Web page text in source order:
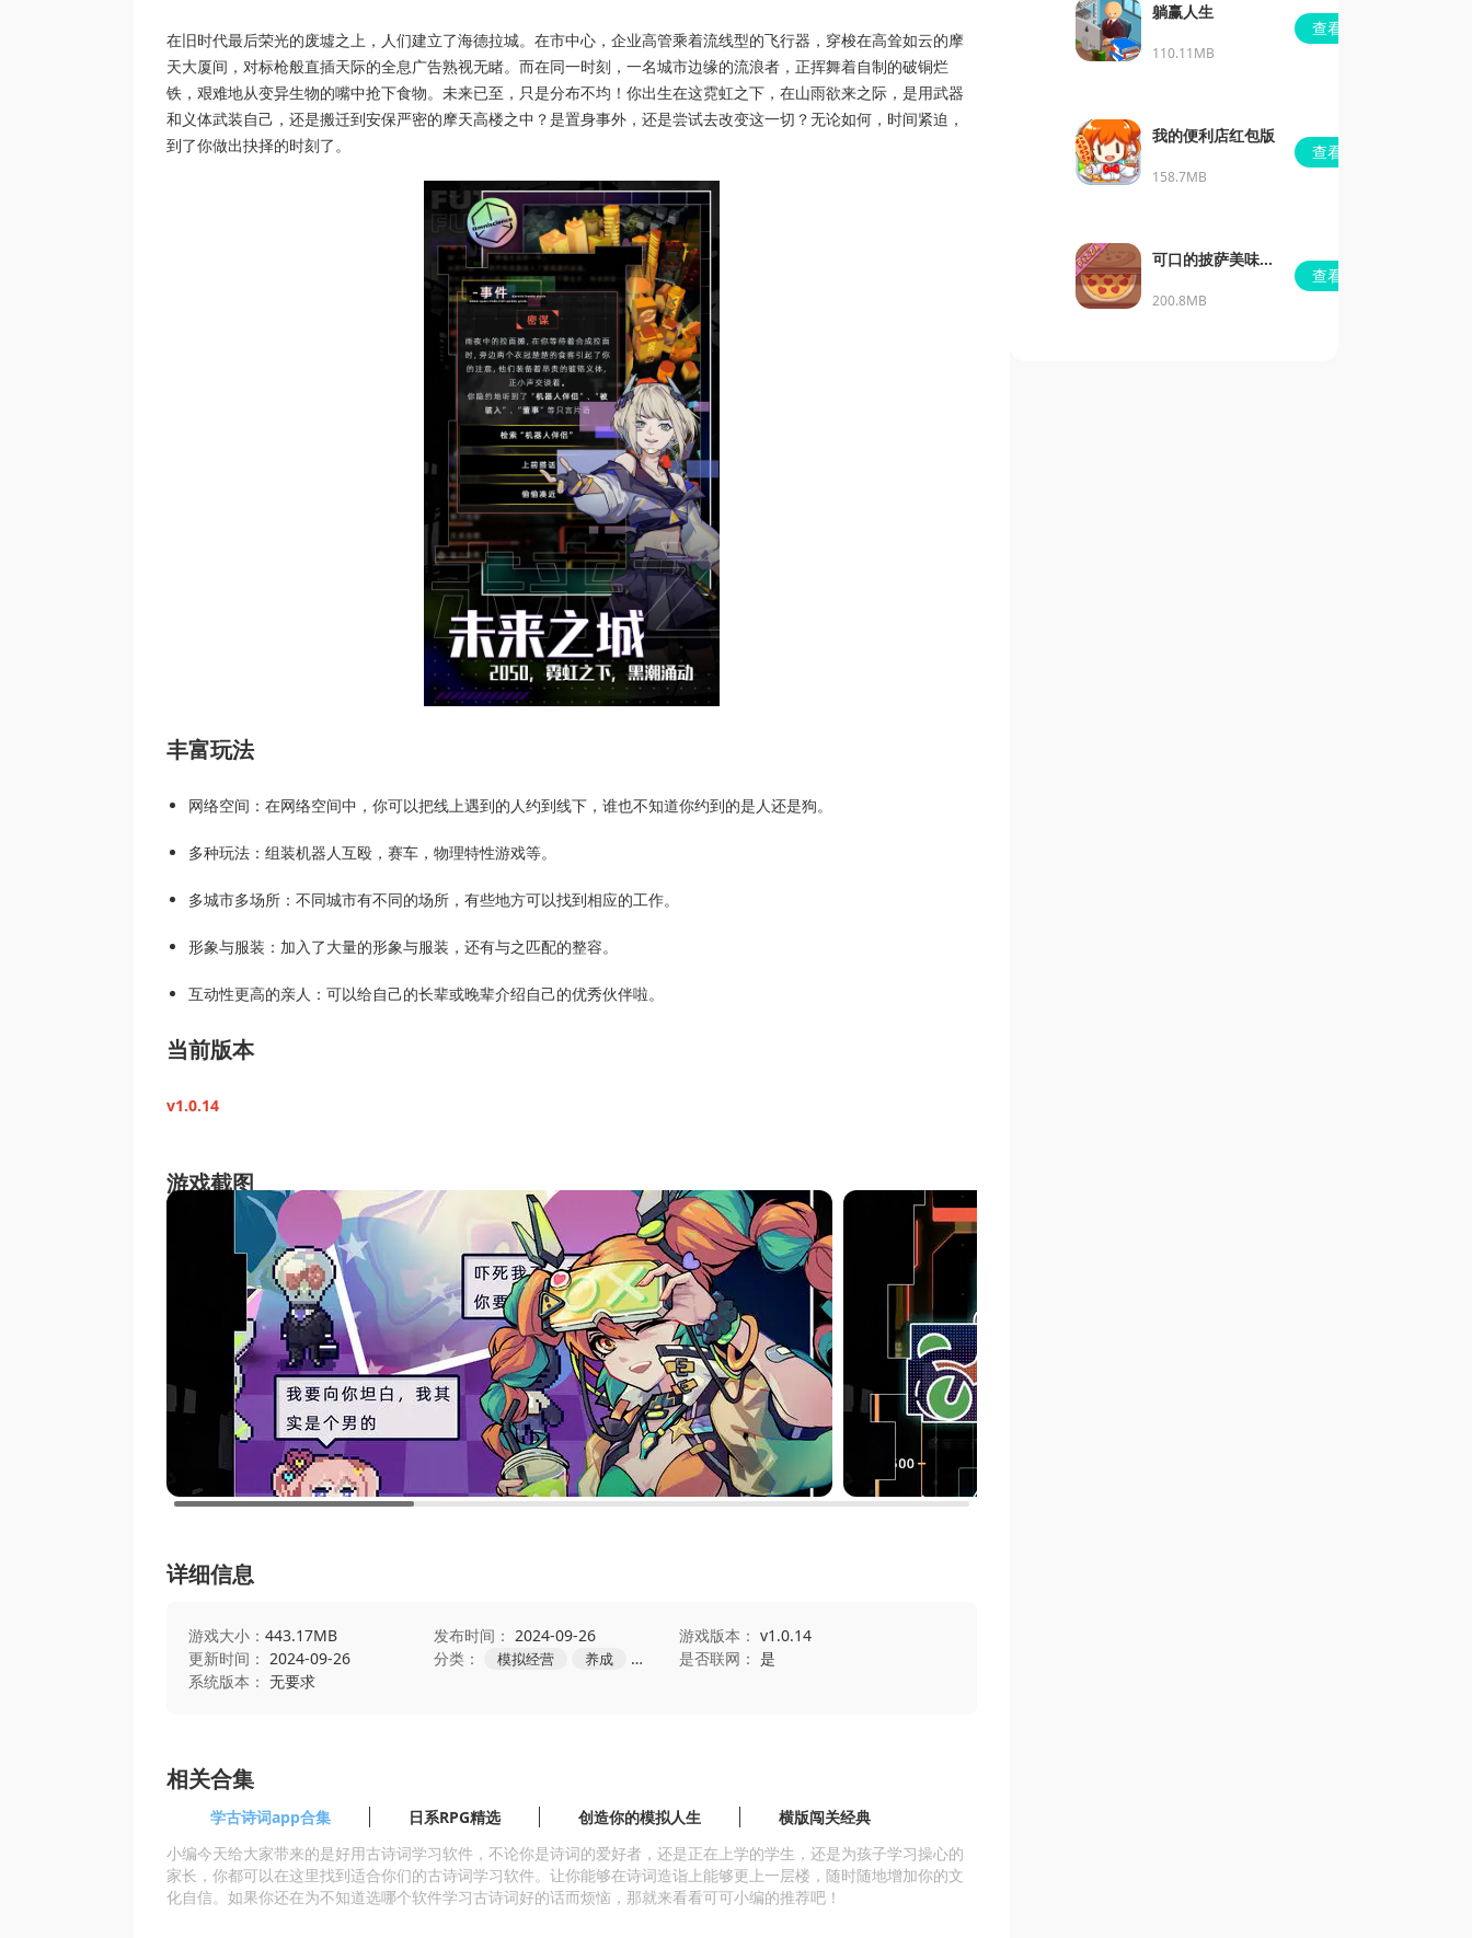
在旧时代最后荣光的废墟之上，人们建立了海德拉城。在市中心，企业高管乘着流线型的飞行器，穿梭在高耸如云的摩
天大厦间，对标枪般直插天际的全息广告熟视无睹。而在同一时刻，一名城市边缘的流浪者，正挥舞着自制的破铜烂
铁，艰难地从变异生物的嘴中抢下食物。未来已至，只是分布不均！你出生在这霓虹之下，在山雨欲来之际，是用武器
和义体武装自己，还是搬迁到安保严密的摩天高楼之中？是置身事外，还是尝试去改变这一切？无论如何，时间紧迫，
到了你做出抉择的时刻了。
丰富玩法
网络空间：在网络空间中，你可以把线上遇到的人约到线下，谁也不知道你约到的是人还是狗。
多种玩法：组装机器人互殴，赛车，物理特性游戏等。
多城市多场所：不同城市有不同的场所，有些地方可以找到相应的工作。
形象与服装：加入了大量的形象与服装，还有与之匹配的整容。
互动性更高的亲人：可以给自己的长辈或晚辈介绍自己的优秀伙伴啦。
当前版本
v1.0.14
游戏截图
详细信息
游戏大小： 443.17MB 发布时间： 2024-09-26 游戏版本： v1.0.14
更新时间： 2024-09-26 分类： 模拟经营 养成 是否联网： 是
系统版本： 无要求
相关合集
学古诗词app合集 日系RPG精选 创造你的模拟人生
横版闯关经典
小编今天给大家带来的是好用古诗词学习软件，不论你是诗词的爱好者，还是正在上学的学生，还是为孩子学习操心的
家长，你都可以在这里找到适合你们的古诗词学习软件。让你能够在诗词造诣上能够更上一层楼，随时随地增加你的文
化自信。如果你还在为不知道选哪个软件学习古诗词好的话而烦恼，那就来看看可可小编的推荐吧！
躺赢人生
110.11MB
查看
我的便利店红包版
158.7MB
查看
可口的披萨美味的
披萨无限金币无限
200.8MB
查看